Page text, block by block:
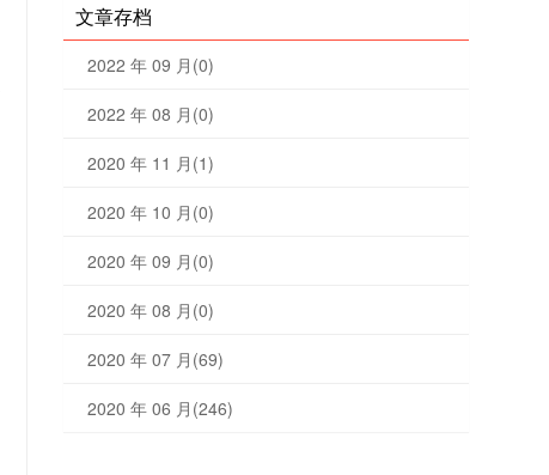
文章存档
2022 年 09 月(0)
2022 年 08 月(0)
2020 年 11 月(1)
2020 年 10 月(0)
2020 年 09 月(0)
2020 年 08 月(0)
2020 年 07 月(69)
2020 年 06 月(246)